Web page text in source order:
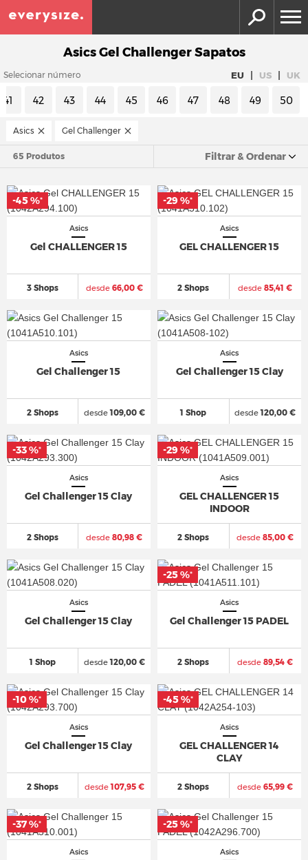
Asics Gel Challenger Sapatos
Selecionar número EU | US | UK
41 42 43 44 45 46 47 48 49 50
Asics Gel Challenger
65 Produtos Filtrar & Ordenar
Asics
Gel CHALLENGER 15
3 Shops desde66,00 €
-45 %*
Asics
GEL CHALLENGER 15
2 Shops desde 85,41 €
-29 %*
Asics
Gel Challenger 15
2 Shops desde109,00 €
Asics
Gel Challenger 15 Clay
1 Shop desde120,00 €
Asics
Gel Challenger 15 Clay
2 Shops desde 80,98 €
-33 %*
Asics
GEL CHALLENGER 15
INDOOR
2 Shops desde 85,00 €
-29 %*
Asics
Gel Challenger 15 Clay
1 Shop desde120,00 €
Asics
Gel Challenger 15 PADEL
2 Shops desde 89,54 €
-25 %*
Asics
Gel Challenger 15 Clay
2 Shops desde107,95 €
-10 %*
Asics
GEL CHALLENGER 14
CLAY
2 Shops desde 65,99 €
-45 %*
Asics
-37 %*
Asics
-25 %*